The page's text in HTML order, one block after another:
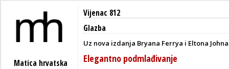
Matica hrvatska
Vijenac 812
Glazba
Uz nova izdanja Bryana Ferrya i Eltona Johna
Elegantno podmlađivanje